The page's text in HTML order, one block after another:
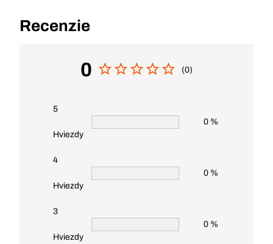
Recenzie
0 (0)
5
Hviezdy
0 %
4
Hviezdy
0 %
3
Hviezdy
0 %